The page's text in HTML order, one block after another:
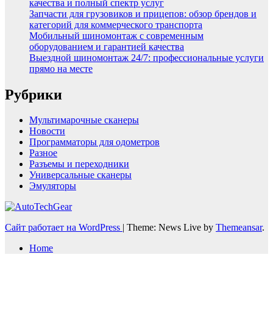
качества и полный спектр услуг
Запчасти для грузовиков и прицепов: обзор брендов и
категорий для коммерческого транспорта
Мобильный шиномонтаж с современным
оборудованием и гарантией качества
Выездной шиномонтаж 24/7: профессиональные услуги
прямо на месте
Рубрики
Мультимарочные сканеры
Новости
Программаторы для одометров
Разное
Разъемы и переходники
Универсальные сканеры
Эмуляторы
Сайт работает на WordPress | Theme: News Live by Themeansar.
Home